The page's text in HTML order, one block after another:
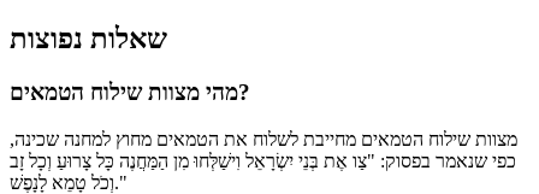
שאלות נפוצות
מהי מצוות שילוח הטמאים?
מצוות שילוח הטמאים מחייבת לשלוח את הטמאים מחוץ למחנה שכינה,
כפי שנאמר בפסוק: "צַו אֶת בְּנֵי יִשְׂרָאֵל וִישַׁלְּחוּ מִן הַמַּחֲנֶה כָּל צָרוּעַ וְכָל זָב
וְכֹל טָמֵא לָנָפֶשׁ."